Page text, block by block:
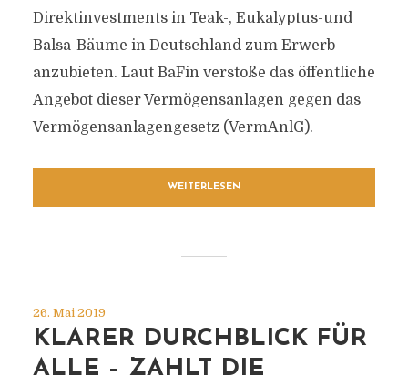
Direktinvestments in Teak-, Eukalyptus-und
Balsa-Bäume in Deutschland zum Erwerb
anzubieten. Laut BaFin verstoße das öffentliche
Angebot dieser Vermögensanlagen gegen das
Vermögensanlagengesetz (VermAnlG).
WEITERLESEN
26. Mai 2019
KLARER DURCHBLICK FÜR
ALLE – ZAHLT DIE